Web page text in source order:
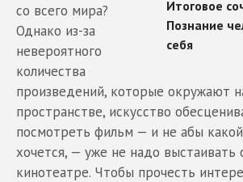
со всего мира?
Однако из-за
невероятного
количества
произведений, которые окружают
пространстве, искусство
посмотреть фильм — и не абы
хочется, — уже не надо выстаивать
кинотеатре. Чтобы прочесть